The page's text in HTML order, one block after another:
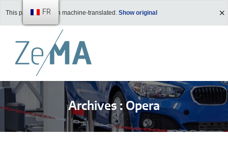
This page has been machine-translated. Show original
Archives :Opera
Vous êtes ici :
FR